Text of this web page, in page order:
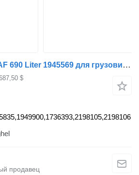
Топливный бак DAF 690 Liter 1945569 для грузовика DAF
$